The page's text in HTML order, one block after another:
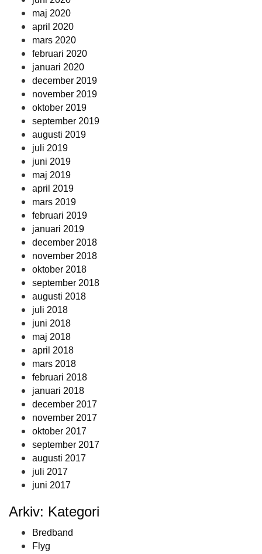
maj 2020
april 2020
mars 2020
februari 2020
januari 2020
december 2019
november 2019
oktober 2019
september 2019
augusti 2019
juli 2019
juni 2019
maj 2019
april 2019
mars 2019
februari 2019
januari 2019
december 2018
november 2018
oktober 2018
september 2018
augusti 2018
juli 2018
juni 2018
maj 2018
april 2018
mars 2018
februari 2018
januari 2018
december 2017
november 2017
oktober 2017
september 2017
augusti 2017
juli 2017
juni 2017
Arkiv: Kategori
Bredband
Flyg